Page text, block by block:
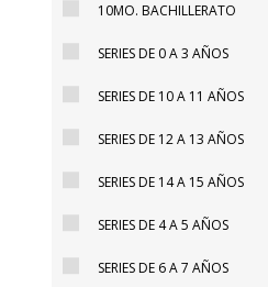
10MO. BACHILLERATO
SERIES DE 0 A 3 AÑOS
SERIES DE 10 A 11 AÑOS
SERIES DE 12 A 13 AÑOS
SERIES DE 14 A 15 AÑOS
SERIES DE 4 A 5 AÑOS
SERIES DE 6 A 7 AÑOS